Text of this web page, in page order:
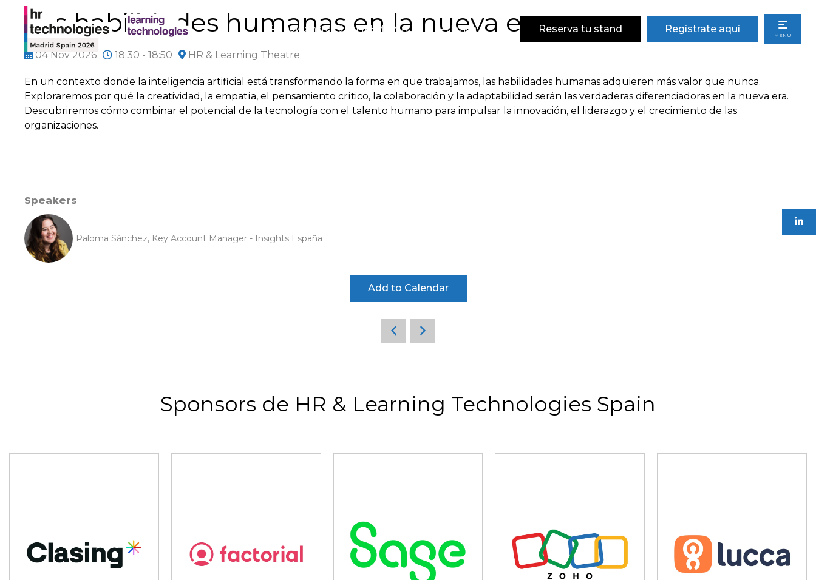
4-5 noviembre 2026 | IFEMA MADRID | Pabellón 3 Reserva tu stand Regístrate aquí
MENU
Las habilidades humanas en la nueva era
04 Nov 2026 18:30 - 18:50 HR & Learning Theatre
En un contexto donde la inteligencia artificial está transformando la forma en que trabajamos, las habilidades humanas adquieren más valor que nunca.
Exploraremos por qué la creatividad, la empatía, el pensamiento crítico, la colaboración y la adaptabilidad serán las verdaderas diferenciadoras en la nueva era.
Descubriremos cómo combinar el potencial de la tecnología con el talento humano para impulsar la innovación, el liderazgo y el crecimiento de las
organizaciones.
Speakers
Paloma Sánchez, Key Account Manager - Insights España
Add to Calendar
Sponsors de HR & Learning Technologies Spain